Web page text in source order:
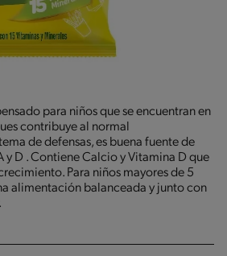
para niños que se encuentran en
contribuye al normal
de defensas, es buena fuente de
y D . Contiene Calcio y Vitamina D que
Para niños mayores de 5
alimentación balanceada y junto con